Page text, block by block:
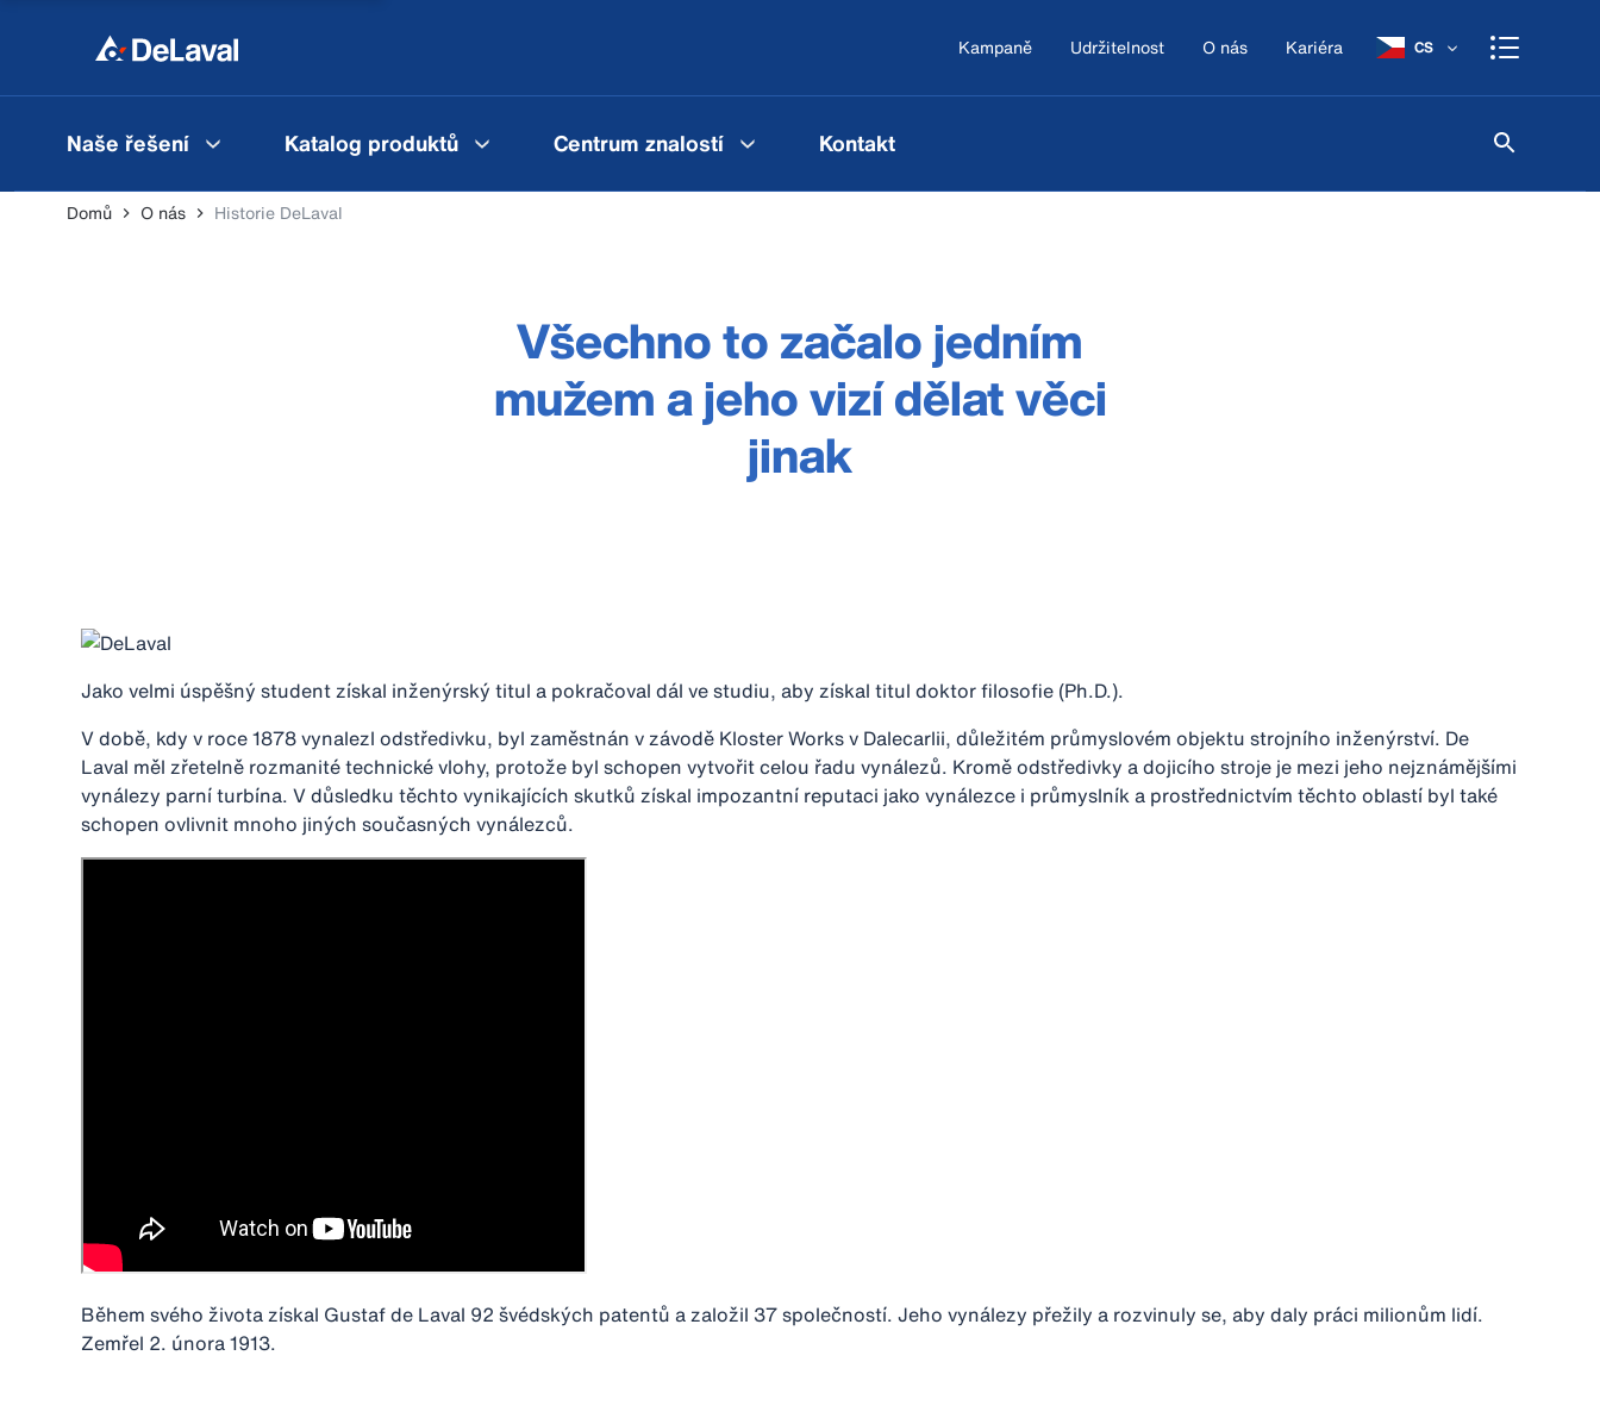
Kampaně Udržitelnost O nás Kariéra CS
Naše řešení Katalog produktů Centrum znalostí Kontakt
Domů O nás Historie DeLaval
Všechno to začalo jedním
mužem a jeho vizí dělat věci
jinak
Jako velmi úspěšný student získal inženýrský titul a pokračoval dál ve studiu, aby získal titul doktor filosofie (Ph.D.).
V době, kdy v roce 1878 vynalezl odstředivku, byl zaměstnán v závodě Kloster Works v Dalecarlii, důležitém průmyslovém objektu strojního inženýrství. De
Laval měl zřetelně rozmanité technické vlohy, protože byl schopen vytvořit celou řadu vynálezů. Kromě odstředivky a dojicího stroje je mezi jeho nejznámějšími
vynálezy parní turbína. V důsledku těchto vynikajících skutků získal impozantní reputaci jako vynálezce i průmyslník a prostřednictvím těchto oblastí byl také
schopen ovlivnit mnoho jiných současných vynálezců.
Během svého života získal Gustaf de Laval 92 švédských patentů a založil 37 společností. Jeho vynálezy přežily a rozvinuly se, aby daly práci milionům lidí.
Zemřel 2. února 1913.